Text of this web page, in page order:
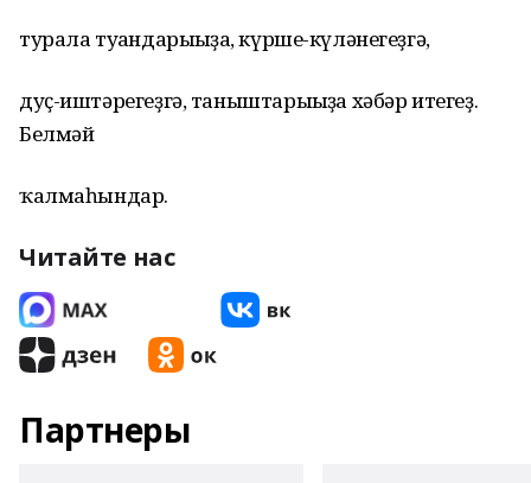
турала туғандарығыҙға, күрше-күләнегеҙгә,
дуҫ-иштәрегеҙгә, таныштарығыҙға хәбәр итегеҙ.
Белмәй
ҡалмаһындар.
Читайте нас
Партнеры